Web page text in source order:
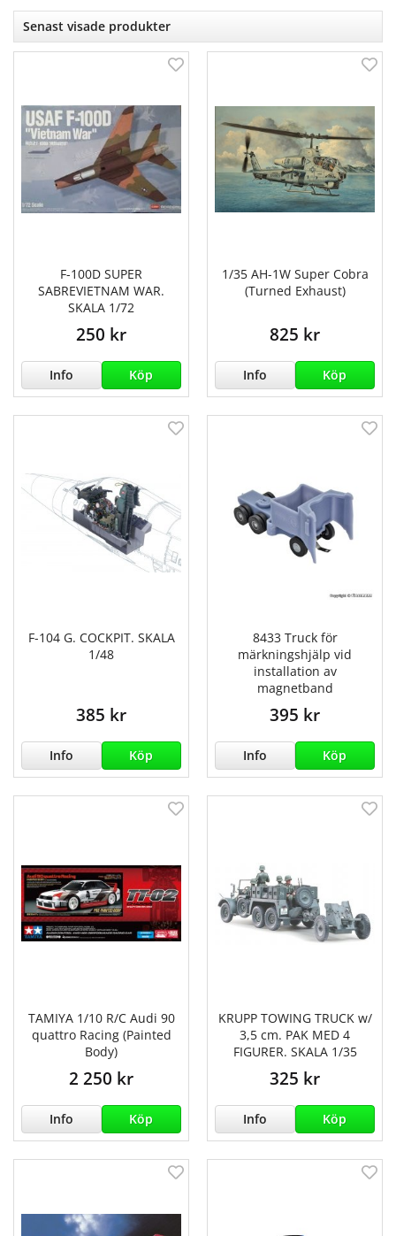
Senast visade produkter
F-100D SUPER
SABREVIETNAM WAR.
SKALA 1/72
250 kr
Info Köp
1/35 AH-1W Super Cobra
(Turned Exhaust)
825 kr
Info Köp
F-104 G. COCKPIT. SKALA
1/48
385 kr
Info Köp
8433 Truck för
märkningshjälp vid
installation av
magnetband
395 kr
Info Köp
TAMIYA 1/10 R/C Audi 90
quattro Racing (Painted
Body)
2 250 kr
Info Köp
KRUPP TOWING TRUCK w/
3,5 cm. PAK MED 4
FIGURER. SKALA 1/35
325 kr
Info Köp